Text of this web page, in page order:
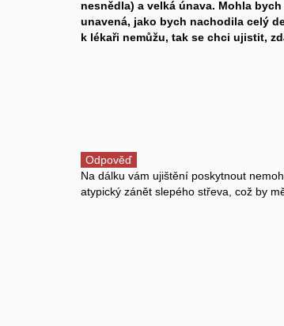
nesnědla) a velká únava. Mohla
unavená, jako bych nachodila celý
k lékaři nemůžu, tak se chci ujistit,
Odpověď
Na dálku vám ujištění poskytnout
atypický zánět slepého střeva, což by